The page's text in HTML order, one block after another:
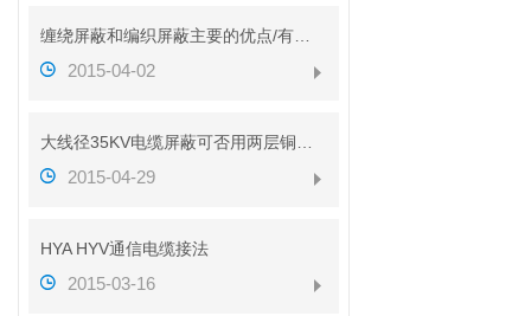
2015-04-02
2015-04-29
HYA HYV通信电缆接法
2015-03-16